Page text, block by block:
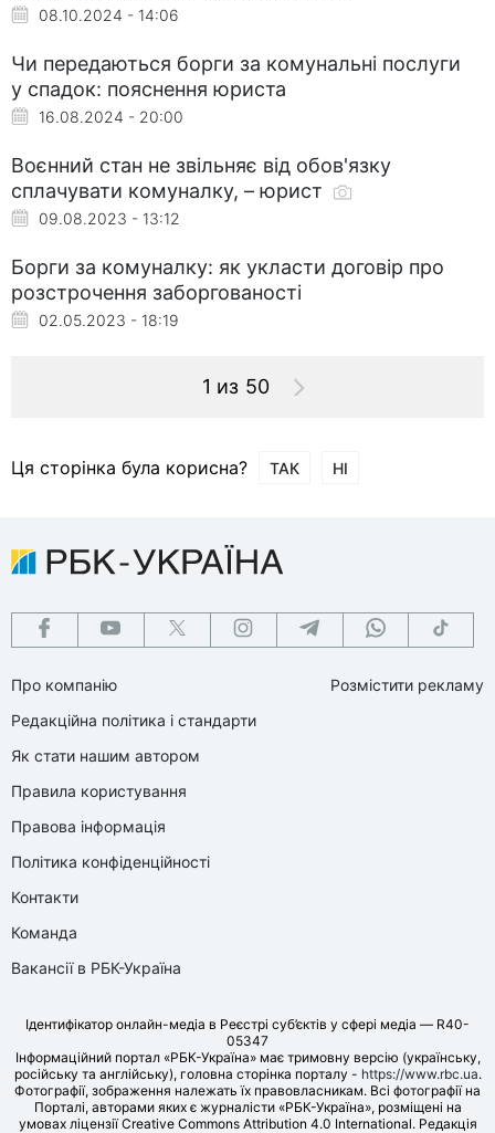
08.10.2024 - 14:06
Чи передаються борги за комунальні послуги
у спадок: пояснення юриста
16.08.2024 - 20:00
Воєнний стан не звільняє від обов'язку
сплачувати комуналку, – юрист
09.08.2023 - 13:12
Борги за комуналку: як укласти договір про
розстрочення заборгованості
02.05.2023 - 18:19
1 из 50
Ця сторінка була корисна? ТАК НІ
Про компанію
Редакційна політика і стандарти
Як стати нашим автором
Правила користування
Правова інформація
Політика конфіденційності
Контакти
Команда
Вакансії в РБК-Україна
Розмістити рекламу
Ідентифікатор онлайн-медіа в Реєстрі суб’єктів у сфері медіа — R40-
05347
Інформаційний портал «РБК-Україна» має тримовну версію (українську,
російську та англійську), головна сторінка порталу - https://www.rbc.ua.
Фотографії, зображення належать їх правовласникам. Всі фотографії на
Порталі, авторами яких є журналісти «РБК-Україна», розміщені на
умовах ліцензії Creative Commons Attribution 4.0 International. Редакція